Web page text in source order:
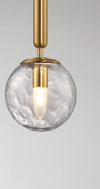
同意申辦者引起之損失，
時，將依據個別帳號之用
若仍有額度不足之情形，
使用他人資訊註冊。若發
停止該用戶之使用額度並